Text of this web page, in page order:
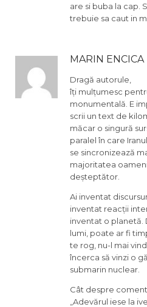
are si buba la cap.
trebuie sa caut in
MARIN ENCICA
Dragă autorule,
îți mulțumesc
monumentală. E
scrii un text de
măcar o singură
paralel în care
se sincronizează
majoritatea
deșteptător.
Ai inventat
inventat reacții
inventat o planetă.
lumi, poate ar fi
te rog, nu-l mai
încerca să vinzi o
submarin nuclear.
Cât despre
„Adevărul iese la